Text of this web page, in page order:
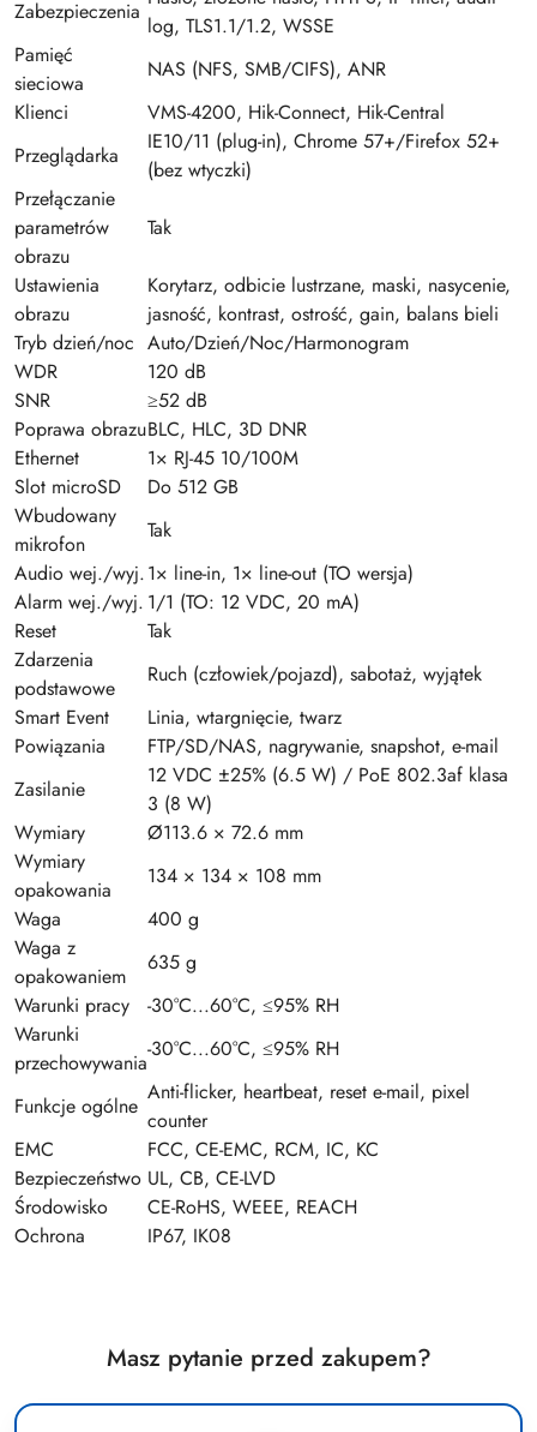
Zabezpieczenia
log, TLS1.1/1.2, WSSE
Pamięć
sieciowa
NAS (NFS, SMB/CIFS), ANR
Klienci
VMS-4200, Hik-Connect, Hik-Central
Przeglądarka
IE10/11 (plug-in), Chrome 57+/Firefox 52+
(bez wtyczki)
Przełączanie
parametrów
obrazu
Tak
Ustawienia
obrazu
Korytarz, odbicie lustrzane, maski, nasycenie,
jasność, kontrast, ostrość, gain, balans bieli
Tryb dzień/noc Auto/Dzień/Noc/Harmonogram
WDR
120 dB
SNR
≥52 dB
Poprawa obrazuBLC, HLC, 3D DNR
Ethernet
1× RJ-45 10/100M
Slot microSD
Do 512 GB
Wbudowany
mikrofon
Tak
Audio wej./wyj.1× line-in, 1× line-out (TO wersja)
Alarm wej./wyj. 1/1 (TO: 12 VDC, 20 mA)
Reset
Tak
Zdarzenia
podstawowe
Ruch (człowiek/pojazd), sabotaż, wyjątek
Smart Event
Linia, wtargnięcie, twarz
Powiązania
FTP/SD/NAS, nagrywanie, snapshot, e-mail
Zasilanie
12 VDC ±25% (6.5 W) / PoE 802.3af klasa
3 (8 W)
Wymiary
Ø113.6 × 72.6 mm
Wymiary
opakowania
134 × 134 × 108 mm
Waga
400 g
Waga z
opakowaniem
635 g
Warunki pracy
-30°C...60°C, ≤95% RH
Warunki
przechowywania
-30°C...60°C, ≤95% RH
Funkcje ogólne
Anti-flicker, heartbeat, reset e-mail, pixel
counter
EMC
FCC, CE-EMC, RCM, IC, KC
Bezpieczeństwo UL, CB, CE-LVD
Środowisko
CE-RoHS, WEEE, REACH
Ochrona
IP67, IK08
Masz pytanie przed zakupem?